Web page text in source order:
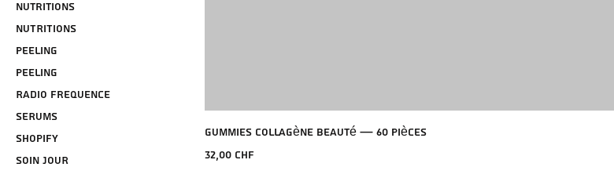
Nutritions
NUTRITIONS
Peeling
PEELING
Radio Frequence
SERUMS
shopify
SOIN JOUR
Gummies Collagène Beauté — 60 pièces
Preço
32,00 CHF